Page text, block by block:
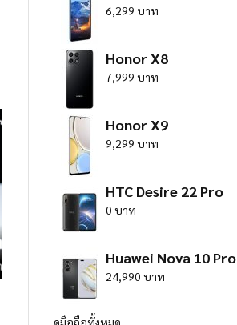
6,299 บาท
Honor X8
7,999 บาท
Honor X9
9,299 บาท
HTC Desire 22 Pro
0 บาท
Huawei Nova 10 Pro
24,990 บาท
ดูมือถือทั้งหมด